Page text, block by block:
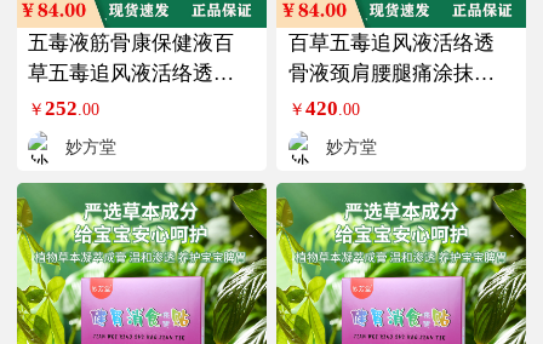
五毒液筋骨康保健液百
草五毒追风液活络透骨
液颈肩腰腿痛涂抹3盒
￥252.00
妙方堂
百草五毒追风液活络透
骨液颈肩腰腿痛涂抹五
毒保健液5盒装
￥420.00
妙方堂